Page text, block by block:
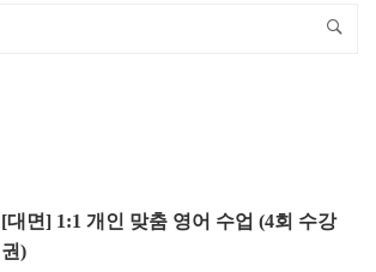
[대면] 1:1 개인 맞춤 영어 수업 (4회 수강
권)